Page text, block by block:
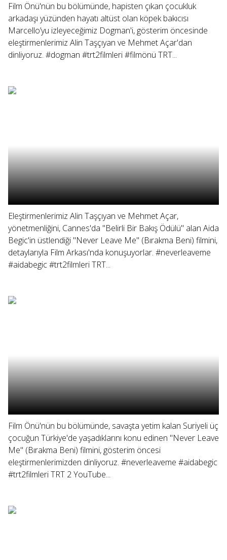
Film Önü'nün bu bölümünde, hapisten çıkan çocukluk
arkadaşı yüzünden hayatı altüst olan köpek bakıcısı
Marcello’yu izleyeceğimiz Dogman'i, gösterim öncesinde
eleştirmenlerimiz Alin Taşçıyan ve Mehmet Açar'dan
dinliyoruz. #dogman #trt2filmleri #filmönü TRT...
Eleştirmenlerimiz Alin Taşçıyan ve Mehmet Açar,
yönetmenliğini, Cannes'da "Belirli Bir Bakış Ödülü" alan Aida
Begic'in üstlendiği "Never Leave Me" (Bırakma Beni) filmini,
detaylarıyla Film Arkası'nda konuşuyorlar. #neverleaveme
#aidabegic #trt2filmleri TRT...
Film Önü'nün bu bölümünde, savaşta yetim kalan Suriyeli üç
çocuğun Türkiye'de yaşadıklarını konu edinen "Never Leave
Me" (Bırakma Beni) filmini, gösterim öncesi
eleştirmenlerimizden dinliyoruz. #neverleaveme #aidabegic
#trt2filmleri TRT 2 YouTube...